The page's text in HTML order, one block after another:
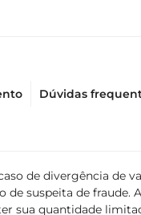
Dúvidas
de divergência de
de suspeita de
sua quantidade